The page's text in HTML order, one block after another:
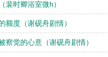
裴时卿浴室微h）
额度（谢砚舟剧情）
察觉的心意（谢砚舟剧情）